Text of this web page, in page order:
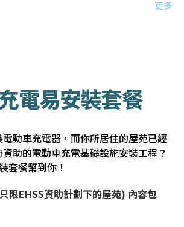
更多
電易安裝套餐
動車充電器，而你所居住的屋苑已經
助的電動車充電基礎設施安裝工程？
套餐幫到你！
限EHSS資助計劃下的屋苑) 內容包